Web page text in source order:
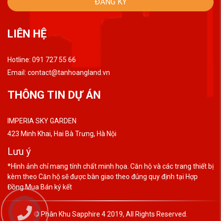
LIÊN HỆ
Hotline: 091 727 55 66
Email: contact@tanhoangland.vn
THÔNG TIN DỰ ÁN
IMPERIA SKY GARDEN
423 Minh Khai, Hai Bà Trưng, Hà Nội
Lưu ý
*Hình ảnh chỉ mang tính chất minh họa. Căn hộ và các trang thiết bị
kèm theo Căn hộ sẽ được bàn giao theo đúng quy định tại Hợp
Đồng Mua Bán ký kết
© Phân Khu Sapphire 4 2019, All Rights Reserved.